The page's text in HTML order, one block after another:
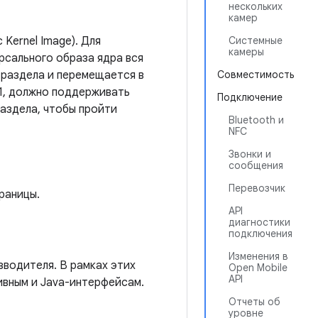
нескольких
камер
Системные
камеры
Совместимость
Подключение
Bluetooth и
NFC
Звонки и
сообщения
Перевозчик
API
диагностики
подключения
Изменения в
Open Mobile
API
Отчеты об
уровне
Kernel Image). Для
образа ядра вся
и перемещается в
должно поддерживать
чтобы пройти
В рамках этих
и Java-интерфейсам.